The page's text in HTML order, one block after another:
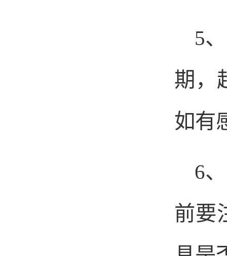
5
期，
如有
6
前要